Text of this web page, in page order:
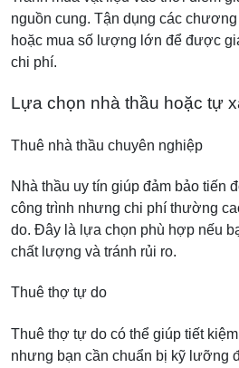
nguồn cung. Tận dụng các
hoặc mua số lượng lớn để được
chi phí.
Lựa chọn nhà thầu hoặc tự
Thuê nhà thầu chuyên nghiệp
Nhà thầu uy tín giúp đảm bảo tiến
công trình nhưng chi phí thường
do. Đây là lựa chọn phù hợp nếu
chất lượng và tránh rủi ro.
Thuê thợ tự do
Thuê thợ tự do có thể giúp tiết
nhưng bạn cần chuẩn bị kỹ lưỡng